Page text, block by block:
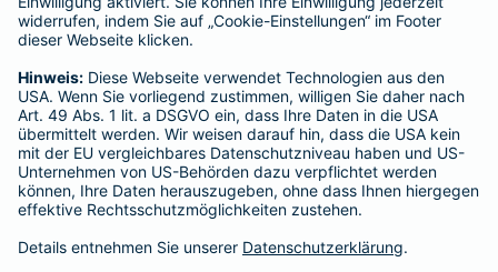
SERVICE
Schaden melden
Kilometerstandsmeldung
Serviceübersicht
Bleiben Sie in Kontakt